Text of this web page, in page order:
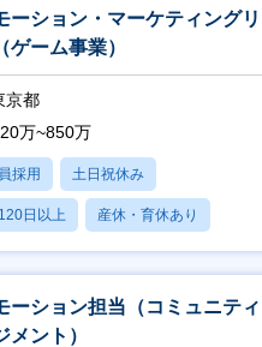
ーション・マーケティングリ
ゲーム事業）
京都
万~850万
採用 土日祝休み
日以上 産休・育休あり
20時間以内
ーション担当（コミュニティ
メント）